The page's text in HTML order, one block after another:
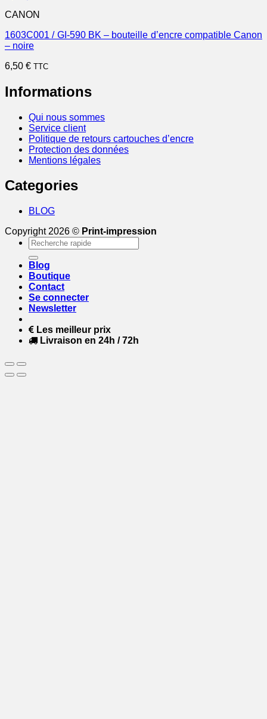
CANON
1603C001 / GI-590 BK – bouteille d’encre compatible Canon
– noire
6,50 € TTC
Informations
Qui nous sommes
Service client
Politique de retours cartouches d’encre
Protection des données
Mentions légales
Categories
BLOG
Copyright 2026 © Print-impression
Recherche
pour :
Blog
Boutique
Contact
Se connecter
Newsletter
Les meilleur prix
Livraison en 24h / 72h